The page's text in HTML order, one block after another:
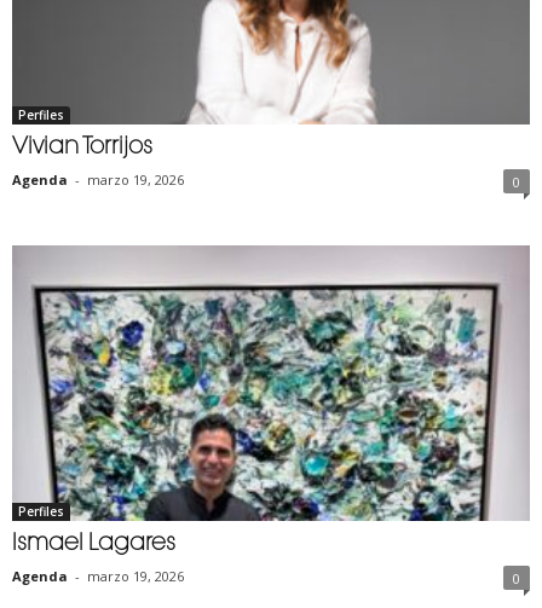
Perfiles
Vivian Torrijos
Agenda - marzo 19, 2026 0
Perfiles
Ismael Lagares
Agenda - marzo 19, 2026 0